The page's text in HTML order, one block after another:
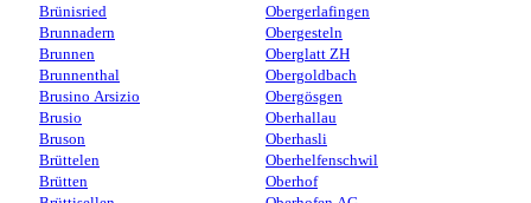
Brünisried
Brunnadern
Brunnen
Brunnenthal
Brusino Arsizio
Brusio
Bruson
Brüttelen
Brütten
Obergerlafingen
Obergesteln
Oberglatt ZH
Obergoldbach
Obergösgen
Oberhallau
Oberhasli
Oberhelfenschwil
Oberhof